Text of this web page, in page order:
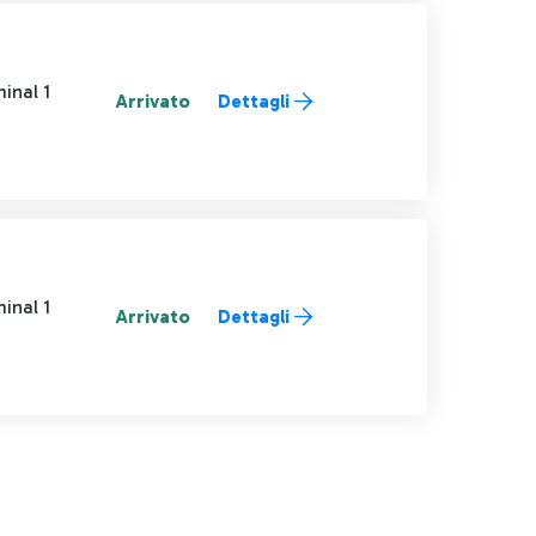
1 Arrivato Dettagli
1 Arrivato Dettagli
to navigate.